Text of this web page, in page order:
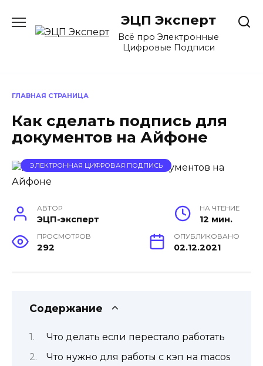
содержанию
ЭЦП Эксперт
Всё про Электронные
Цифровые Подписи
ГЛАВНАЯ СТРАНИЦА
Как сделать подпись для
документов на Айфоне
ЭЛЕКТРОННАЯ ЦИФРОВАЯ ПОДПИСЬ
АВТОР
ЭЦП-эксперт
НА ЧТЕНИЕ
12 мин.
ПРОСМОТРОВ
292
ОПУБЛИКОВАНО
02.12.2021
Содержание
Что делать если перестало работать
Что нужно для работы с кэп на macos